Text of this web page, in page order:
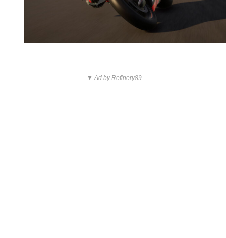
▼ Ad by Refinery89